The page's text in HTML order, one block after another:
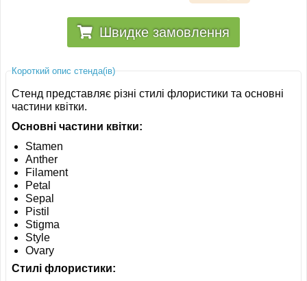
Швидке замовлення
Короткий опис стенда(ів)
Стенд представляє різні стилі флористики та основні
частини квітки.
Основні частини квітки:
Stamen
Anther
Filament
Petal
Sepal
Pistil
Stigma
Style
Ovary
Стилі флористики: